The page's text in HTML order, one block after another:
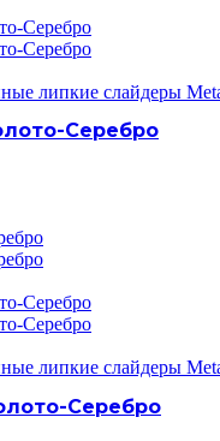
липкие слайдеры
Серебро
липкие слайдеры
Серебро